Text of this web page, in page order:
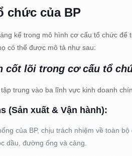
chức của BP
kể trong mô hình cơ cấu tổ chức
có thể được mô tả như sau:
cốt lõi trong cơ cấu tổ
trung vào ba lĩnh vực kinh doanh
(Sản xuất & Vận hành):
của BP, chịu trách nhiệm về toàn
dầu, đường ống và cảng.